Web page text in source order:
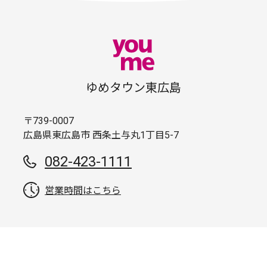
ゆめタウン東広島
〒739-0007
広島県東広島市 西条土与丸1丁目5-7
082-423-1111
営業時間はこちら